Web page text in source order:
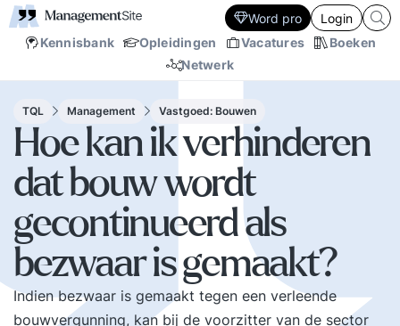
Kennisbank Opleidingen Vacatures
Boeken
Netwerk
Word pro Login
TQL Management Vastgoed: Bouwen
Hoe kan ik verhinderen
dat bouw wordt
gecontinueerd als
bezwaar is gemaakt?
Indien bezwaar is gemaakt tegen een verleende
bouwvergunning, kan bij de voorzitter van de sector